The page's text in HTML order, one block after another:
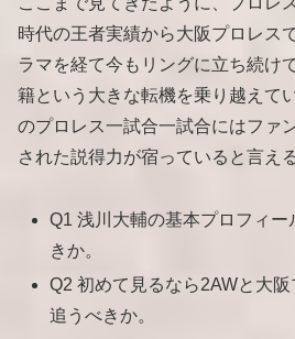
時代の王者実績から大阪プロレス
ラマを経て今もリングに立ち続け
籍という大きな転機を乗り越えて
のプロレス一試合一試合にはファ
された説得力が宿っていると言え
Q1 浅川大輔の基本プロフィ
きか。
Q2 初めて見るなら2AWと大
追うべきか。